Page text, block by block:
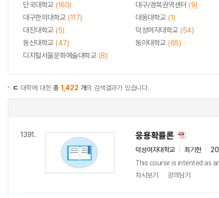
단국대학교 (160) 대구/경북권역센터 (9)
대구한의대학교 (117) 대동대학교 (1)
대진대학교 (5) 덕성여자대학교 (54)
동신대학교 (47) 동아대학교 (65)
디지털서울문화예술대학교 (8)
ㄷ 대학에 대한총 1,422 개의 검색결과가 있습니다.
1391. 응용확률론
덕성여자대학교 최기헌
This course is intented as
차시보기
강의담기